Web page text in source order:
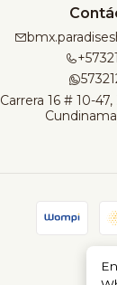
Carrera 16 # 10-